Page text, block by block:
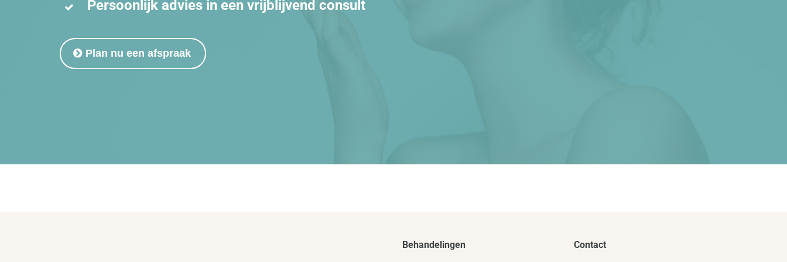
Persoonlijk advies in een vrijblijvend consult
Plan nu een afspraak
Behandelingen Contact